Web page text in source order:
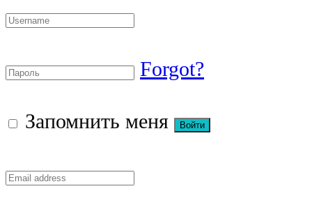
Forgot?
Запомнить меня